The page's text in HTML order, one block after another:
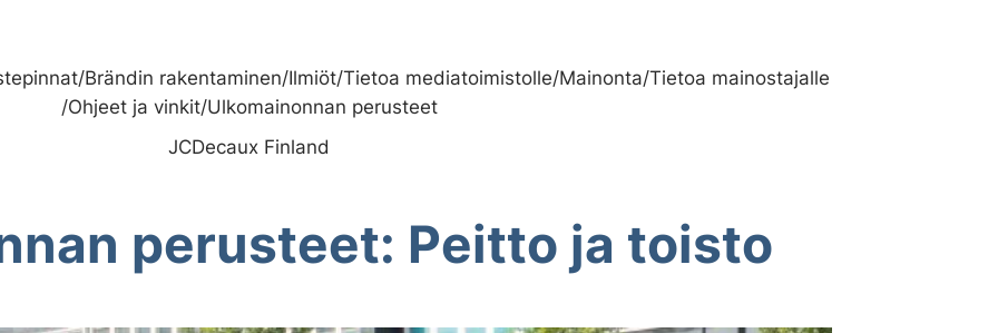
/Brändin rakentaminen/Ilmiöt/Tietoa mediatoimistolle/Mainonta/Tietoa mainostajalle
/Ohjeet ja vinkit/Ulkomainonnan perusteet
JCDecaux Finland
perusteet: Peitto ja toisto